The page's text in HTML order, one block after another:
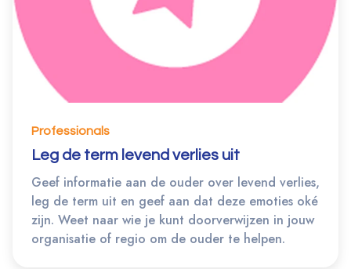
Professionals
Leg de term levend verlies uit
Geef informatie aan de ouder over levend verlies,
leg de term uit en geef aan dat deze emoties oké
zijn. Weet naar wie je kunt doorverwijzen in jouw
organisatie of regio om de ouder te helpen.